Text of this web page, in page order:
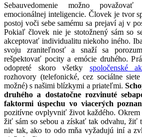
Sebauvedomenie možno
emocionálnej inteligencie. Človek je tvor
postoj voči sebe samému sa prejaví aj v
Pokiaľ človek nie je stotožnený sám so
akceptovať individualitu niekoho iného.
svoju zraniteľnosť a snaží sa
rešpektovať pocity a emócie druhého.
odopreté skoro všetky spoločenské
rozhovory (telefonické, cez sociálne
možné) s našimi blízkymi a priateľmi.
druhého a dostatočne rozvinuté
faktormi úspechu vo viacerých
pozitívne ovplyvniť život každého. Okrem
žiť sám so sebou a získať tak odvahu, žiť
nie tak, ako to odo mňa vyžadujú iní a